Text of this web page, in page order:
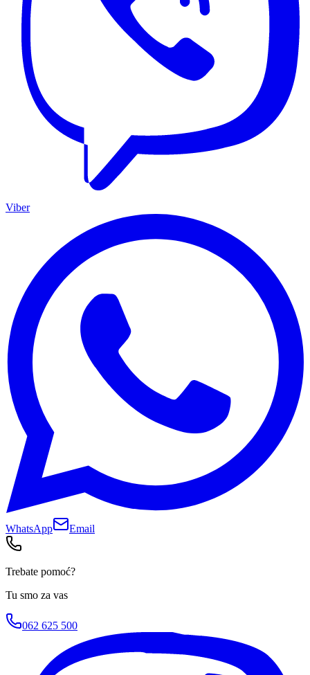
Viber
WhatsApp Email
Trebate pomoć?
Tu smo za vas
062 625 500